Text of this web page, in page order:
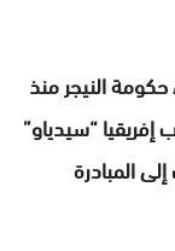
النيجر منذ
“سيدياو”
المبادرة